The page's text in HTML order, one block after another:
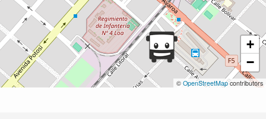
+
−
© OpenStreetMapcontributors